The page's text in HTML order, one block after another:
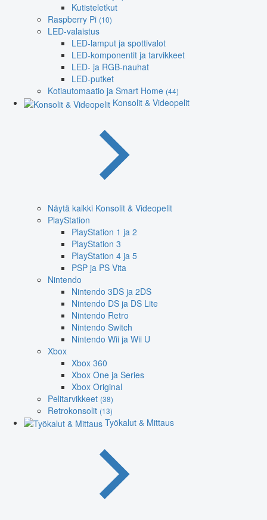
Kutisteletkut
Raspberry Pi (10)
LED-valaistus
LED-lamput ja spottivalot
LED-komponentit ja tarvikkeet
LED- ja RGB-nauhat
LED-putket
Kotiautomaatio ja Smart Home (44)
Konsolit & Videopelit
Näytä kaikki Konsolit & Videopelit
PlayStation
PlayStation 1 ja 2
PlayStation 3
PlayStation 4 ja 5
PSP ja PS Vita
Nintendo
Nintendo 3DS ja 2DS
Nintendo DS ja DS Lite
Nintendo Retro
Nintendo Switch
Nintendo Wii ja Wii U
Xbox
Xbox 360
Xbox One ja Series
Xbox Original
Pelitarvikkeet (38)
Retrokonsolit (13)
Työkalut & Mittaus